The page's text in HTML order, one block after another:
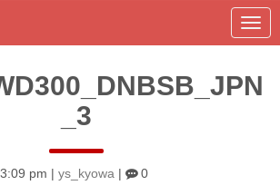
N
a
g
a
_3
pm ys_kyowa 0